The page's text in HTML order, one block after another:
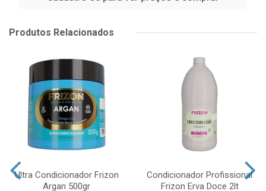
Produtos Relacionados
Ultra Condicionador Frizon
Argan 500gr
Condicionador Profissional
Frizon Erva Doce 2lt